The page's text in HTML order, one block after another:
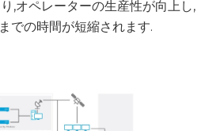
,オペレーターの生産性が向上し,
での時間が短縮されます.